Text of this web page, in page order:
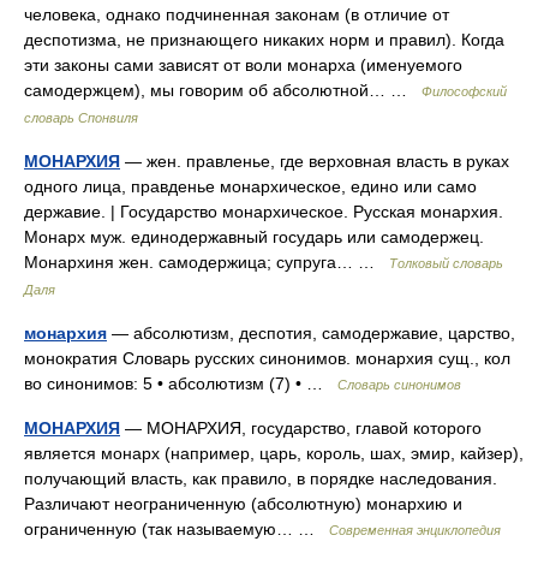
человека, однако подчиненная законам (в отличие от
деспотизма, не признающего никаких норм и правил). Когда
эти законы сами зависят от воли монарха (именуемого
самодержцем), мы говорим об абсолютной… …
Философский
словарь Спонвиля
МОНАРХИЯ — жен. правленье, где верховная власть в руках
одного лица, правденье монархическое, едино или само
державие. | Государство монархическое. Русская монархия.
Монарх муж. единодержавный государь или самодержец.
Монархиня жен. самодержица; супруга… …
Толковый словарь
Даля
монархия — абсолютизм, деспотия, самодержавие, царство,
монократия Словарь русских синонимов. монархия сущ., кол
во синонимов: 5 • абсолютизм (7) • …
Словарь синонимов
МОНАРХИЯ — МОНАРХИЯ, государство, главой которого
является монарх (например, царь, король, шах, эмир, кайзер),
получающий власть, как правило, в порядке наследования.
Различают неограниченную (абсолютную) монархию и
ограниченную (так называемую… …
Современная энциклопедия